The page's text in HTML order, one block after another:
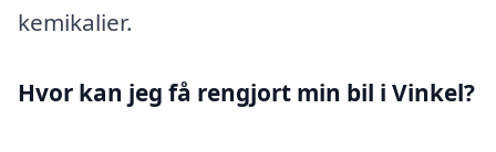
kemikalier.
Hvor kan jeg få rengjort min bil i Vinkel?